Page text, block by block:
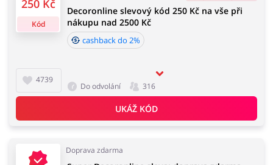
Knihy, filmy, hry a hudba
Počítače foto a elektronika
hodin od data podání objednávky. Nevztahuje se na
náklady na doručení a může být započítán z čisté
částky zakázky. Doporučujeme používání doplňku do
prohlížeče buykers.cz. Pamatujte, aby před nákupem
do prohlížeče, které nabízí slevové kódy a cashback.
Doba akceptace cashbacku:
Průměrná doba akceptace Cashback w Decoronline je
250 Kč
Kód
4739
Decoronline slevový kód 250 Kč na vše při
nákupu nad 2500 Kč
cashback do 2%
Do odvolání 316
UKÁŽ KÓD
Doprava zdarma